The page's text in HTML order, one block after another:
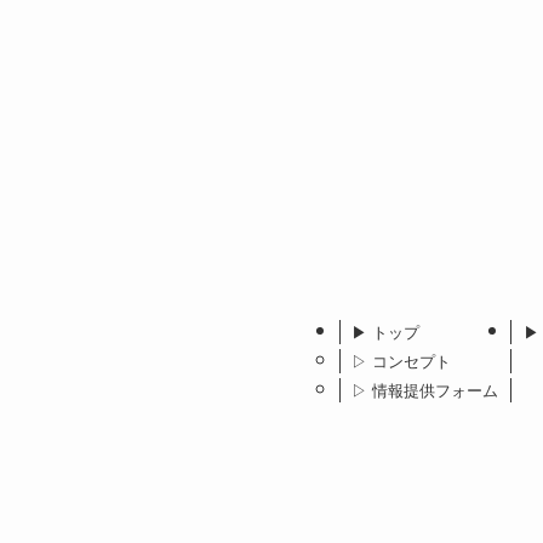
▶︎ トップ
▷ コンセプト
▷ 情報提供フォーム
▶︎